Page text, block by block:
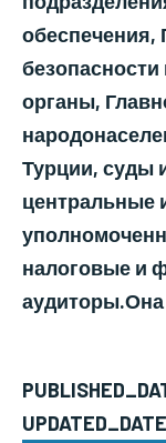
обеспечения,
органы,
Турции, суды
центральные
налоговые и